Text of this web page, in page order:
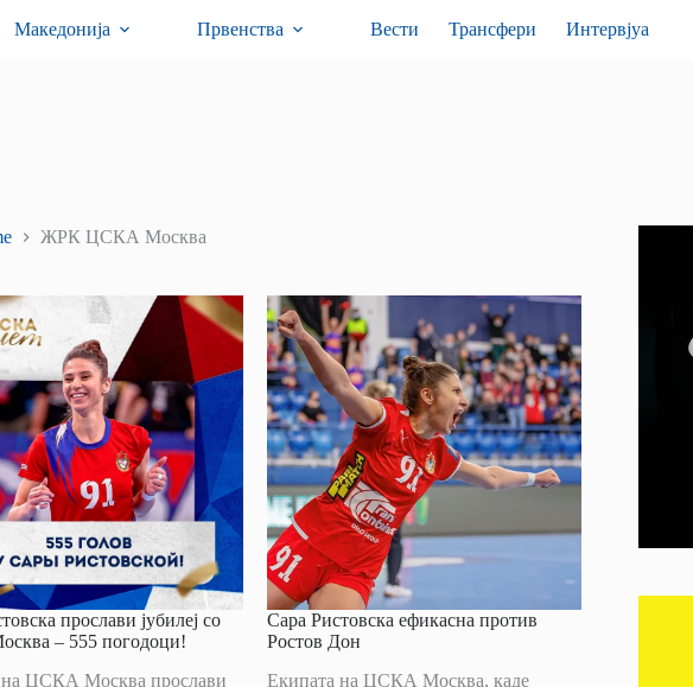
Македонија Првенства Вести Трансфери Интервјуа
ЖРК ЦСКА Москва
прослави јубилеј со
– 555 погодоци!
на ЦСКА Москва прослави
Сара Ристовска ефикасна против
Ростов Дон
Екипата на ЦСКА Москва, каде